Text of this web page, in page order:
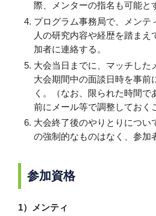
際、メンターの指名も可能と
プログラム事務局で、メンテ
人の研究内容や経歴を踏まえ
加者に連絡する。
大会当日までに、マッチした
大会期間中の面談日時を事前
く。（なお、限られた時間
前にメール等で調整しておく
大会終了後のやりとりについ
の強制的なものはなく、参加
参加資格
1）メンティ